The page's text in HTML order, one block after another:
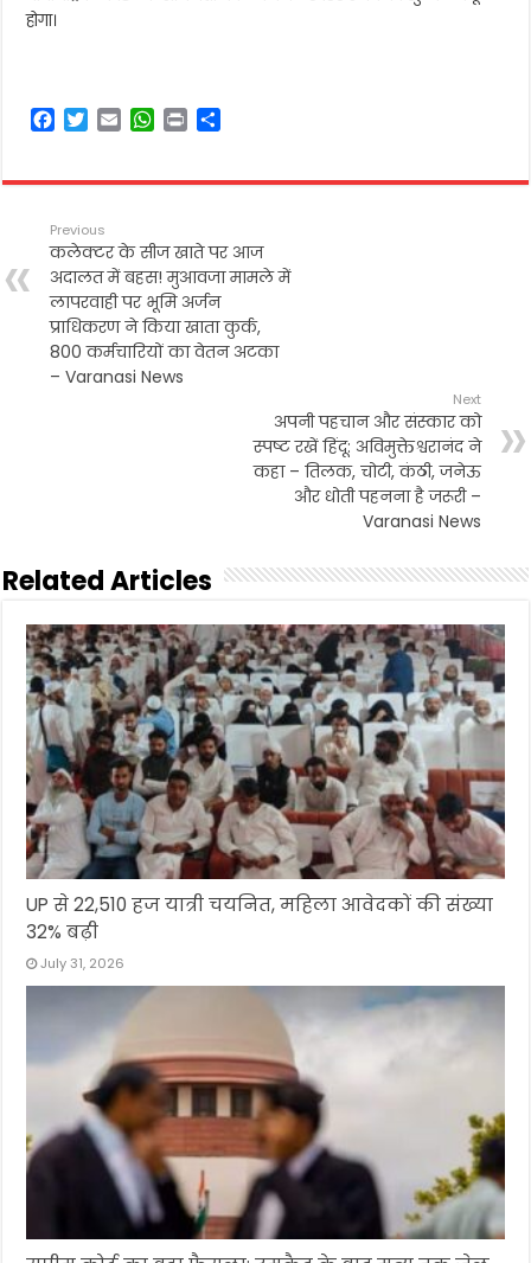
होगा।
F
e
o
o
k
T
t
e
r
E
i
W
t
A
p
p
P
n
r
Previous
कलेक्टर के सीज खाते पर आज
अदालत में बहस! मुआवजा मामले में
लापरवाही पर भूमि अर्जन
प्राधिकरण ने किया खाता कुर्क,
800 कर्मचारियों का वेतन अटका
– Varanasi News
Next
अपनी पहचान और संस्कार को
स्पष्ट रखें हिंदू: अविमुक्तेश्वरानंद ने
कहा – तिलक, चोटी, कंठी, जनेऊ
और धोती पहनना है जरूरी –
Varanasi News
Related Articles
UP से 22,510 हज यात्री चयनित, महिला आवेदकों की संख्या
32% बढ़ी
July 31, 2026